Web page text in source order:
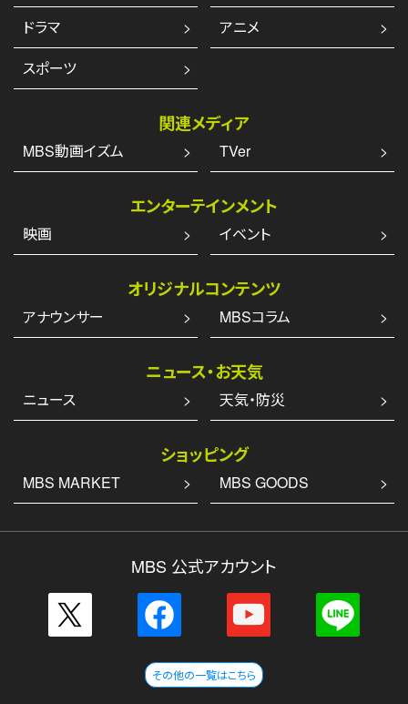
ドラマ
アニメ
スポーツ
関連メディア
MBS動画イズム TVer
エンターテインメント
映画 イベント
オリジナルコンテンツ
アナウンサー MBSコラム
ニュース・お天気
ニュース 天気・防災
ショッピング
MBS MARKET MBS GOODS
MBS 公式アカウント
その他の一覧はこちら